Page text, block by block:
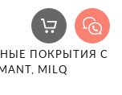
ПОКРЫТИЯ С
MILQ